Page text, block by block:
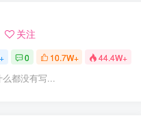
关注
0 10.7W+ 44.4W+
都没有写...